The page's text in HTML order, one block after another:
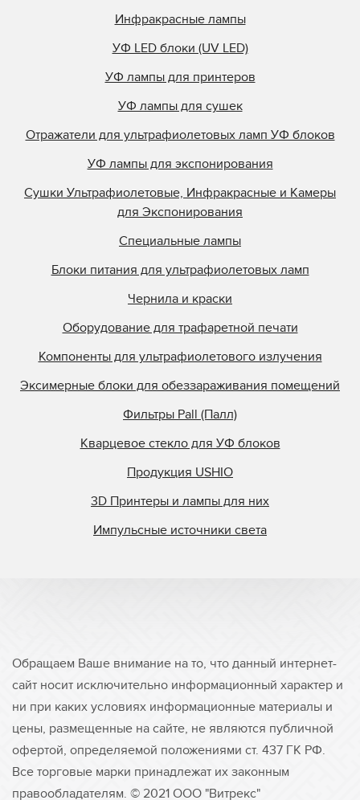
Инфракрасные лампы
УФ LED блоки (UV LED)
УФ лампы для принтеров
УФ лампы для сушек
Отражатели для ультрафиолетовых ламп УФ блоков
УФ лампы для экспонирования
Сушки Ультрафиолетовые, Инфракрасные и Камеры
для Экспонирования
Специальные лампы
Блоки питания для ультрафиолетовых ламп
Чернила и краски
Оборудование для трафаретной печати
Компоненты для ультрафиолетового излучения
Эксимерные блоки для обеззараживания помещений
Фильтры Pall (Палл)
Кварцевое стекло для УФ блоков
Продукция USHIO
3D Принтеры и лампы для них
Импульсные источники света
Обращаем Ваше внимание на то, что данный интернет-
сайт носит исключительно информационный характер и
ни при каких условиях информационные материалы и
цены, размещенные на сайте, не являются публичной
офертой, определяемой положениями ст. 437 ГК РФ.
Все торговые марки принадлежат их законным
правообладателям. © 2021 ООО "Витрекс"